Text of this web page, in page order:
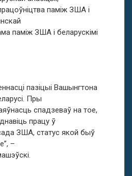
паміж ЗША і
паміж ЗША і беларускімі
пазіцыі Вашынгтона
Пры
спадзеваў на тое,
працу ў
ЗША, статус якой быў
–